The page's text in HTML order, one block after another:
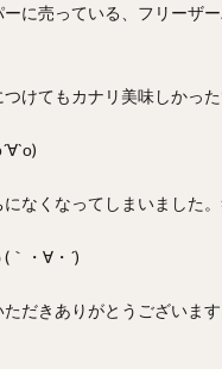
に売っている、フリーザ
けてもカナリ美味しかった
なくなってしまいました
｀・∀・´)
だきありがとうございます